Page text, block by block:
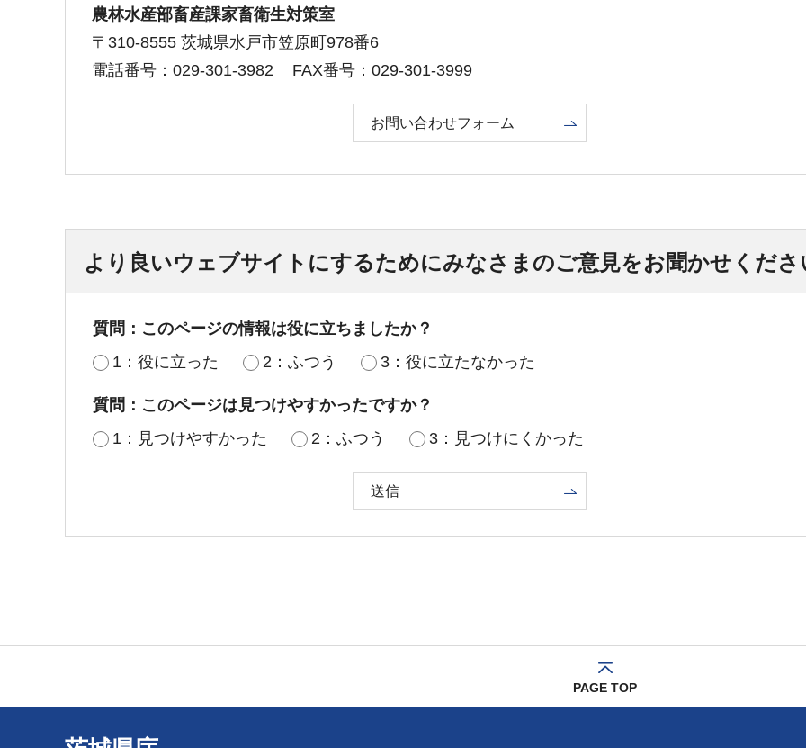
農林水産部畜産課家畜衛生対策室
〒310-8555 茨城県水戸市笠原町978番6
電話番号：029-301-3982
FAX番号：029-301-3999
お問い合わせフォーム
より良いウェブサイトにするためにみなさまのご意見をお聞かせくださ
質問：このページの情報は役に立ちましたか？
1：役に立った
2：ふつう 3：役に立たなかった
質問：このページは見つけやすかったですか？
1：見つけやすかった
2：ふつう 3：見つけにくかった
PAGE TOP